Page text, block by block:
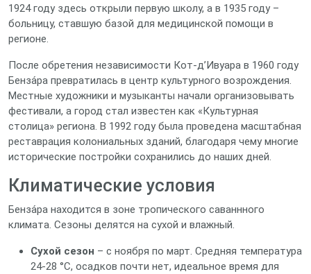
1924 году здесь открыли первую школу, а в 1935 году –
больницу, ставшую базой для медицинской помощи в
регионе.
После обретения независимости Кот‑д’Ивуара в 1960 году
Бенза́ра превратилась в центр культурного возрождения.
Местные художники и музыканты начали организовывать
фестивали, а город стал известен как «Культурная
столица» региона. В 1992 году была проведена масштабная
реставрация колониальных зданий, благодаря чему многие
исторические постройки сохранились до наших дней.
Климатические условия
Бенза́ра находится в зоне тропического саваннного
климата. Сезоны делятся на сухой и влажный.
Сухой сезон – с ноября по март. Средняя температура
24‑28 °C, осадков почти нет, идеальное время для